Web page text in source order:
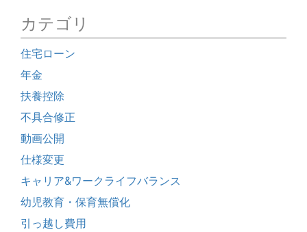
カテゴリ
住宅ローン
年金
扶養控除
不具合修正
動画公開
仕様変更
キャリア&ワークライフバランス
幼児教育・保育無償化
引っ越し費用